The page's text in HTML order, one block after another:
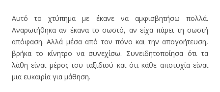
Αυτό το χτύπημα με έκανε να αμφισβητήσω πολλά.
Αναρωτήθηκα αν έκανα το σωστό, αν είχα πάρει τη σωστή
απόφαση. Αλλά μέσα από τον πόνο και την απογοήτευση,
βρήκα το κίνητρο να συνεχίσω. Συνειδητοποίησα ότι τα
λάθη είναι μέρος του ταξιδιού και ότι κάθε αποτυχία είναι
μια ευκαιρία για μάθηση.